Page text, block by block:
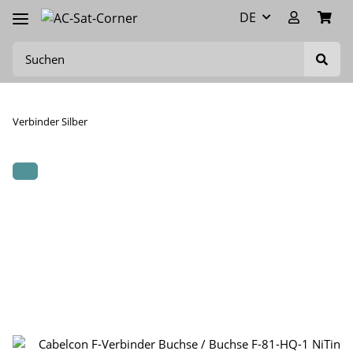
DE
Verbinder Silber